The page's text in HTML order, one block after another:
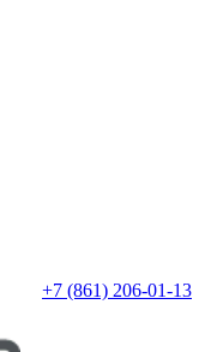
+7 (861) 206-01-13